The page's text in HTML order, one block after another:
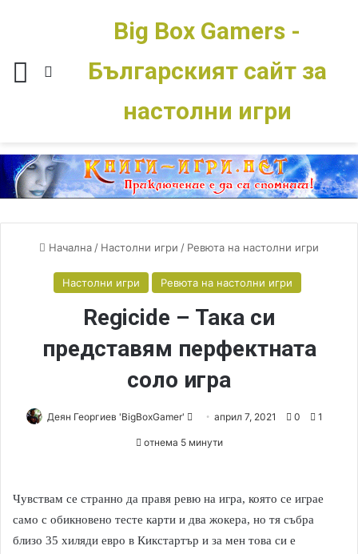
Меню Switch skin
Big Box Gamers -
Българският сайт за
настолни игри
Начална/ Настолни игри / Ревюта на настолни игри
Настолни игри Ревюта на настолни игри
Regicide – Така си
представям перфектната
соло игра
Деян Георгиев 'BigBoxGamer' април 7, 2021 0 1
отнема 5 минути
Чувствам се странно да правя ревю на игра, която се играе
само с обикновено тесте карти и два жокера, но тя събра
близо 35 хиляди евро в Кикстартър и за мен това си е